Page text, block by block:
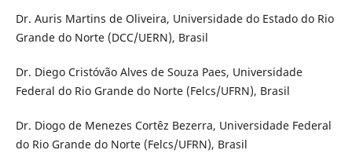
Dr. Auris Martins de Oliveira, Universidade do Estado do Rio
Grande do Norte (DCC/UERN), Brasil
Dr. Diego Cristóvão Alves de Souza Paes, Universidade
Federal do Rio Grande do Norte (Felcs/UFRN), Brasil
Dr. Diogo de Menezes Cortêz Bezerra, Universidade Federal
do Rio Grande do Norte (Felcs/UFRN), Brasil